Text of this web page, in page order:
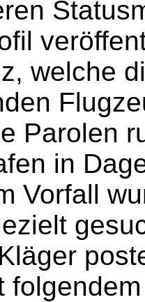
welche
Parolen
in
Vorfall